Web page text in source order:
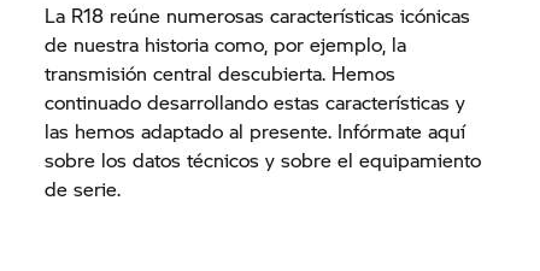
La R18 reúne numerosas características icónicas
de nuestra historia como, por ejemplo, la
transmisión central descubierta. Hemos
continuado desarrollando estas características y
las hemos adaptado al presente. Infórmate aquí
sobre los datos técnicos y sobre el equipamiento
de serie.